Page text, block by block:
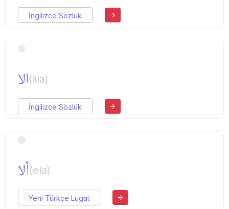
İngilizce Sözlük
الا(illa)
İngilizce Sözlük
ألا(ela)
Yeni Türkçe Lugat